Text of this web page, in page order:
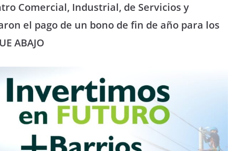
Comercial, Industrial, de Servicios y
el pago de un bono de fin de año para los
ABAJO